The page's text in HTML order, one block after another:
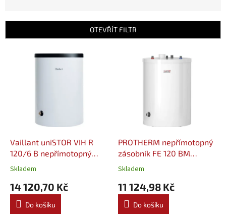
í
OTEVŘÍT FILTR
Vaillant uniSTOR VIH R
120/6 B nepřímotopný
zásobníkový ohřívač
Skladem
14 120,70 Kč
Do košíku
PROTHERM nepřímotopný
zásobník FE 120 BM
(0010015956)
Skladem
11 124,98 Kč
Do košíku